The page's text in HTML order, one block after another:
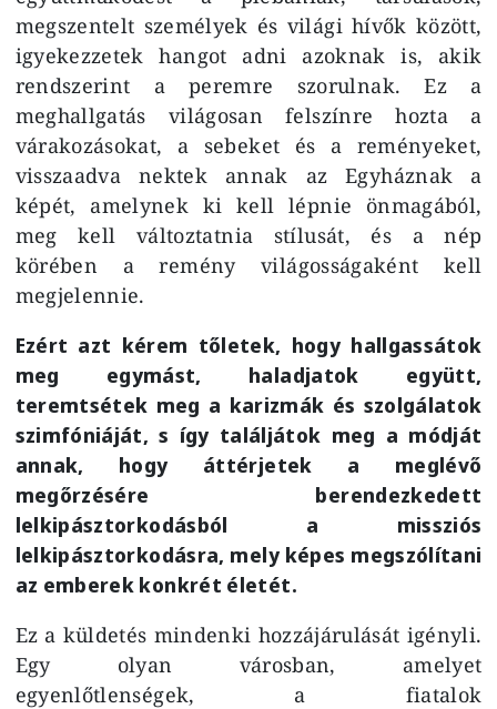
megszentelt személyek és világi hívők között,
igyekezzetek hangot adni azoknak is, akik
rendszerint a peremre szorulnak. Ez a
meghallgatás világosan felszínre hozta a
várakozásokat, a sebeket és a reményeket,
visszaadva nektek annak az Egyháznak a
képét, amelynek ki kell lépnie önmagából,
meg kell változtatnia stílusát, és a nép
körében a remény világosságaként kell
megjelennie.
Ezért azt kérem tőletek, hogy hallgassátok
meg egymást, haladjatok együtt,
teremtsétek meg a karizmák és szolgálatok
szimfóniáját, s így találjátok meg a módját
annak, hogy áttérjetek a meglévő
megőrzésére berendezkedett
lelkipásztorkodásból a missziós
lelkipásztorkodásra, mely képes megszólítani
az emberek konkrét életét.
Ez a küldetés mindenki hozzájárulását igényli.
Egy olyan városban, amelyet
egyenlőtlenségek, a fiatalok